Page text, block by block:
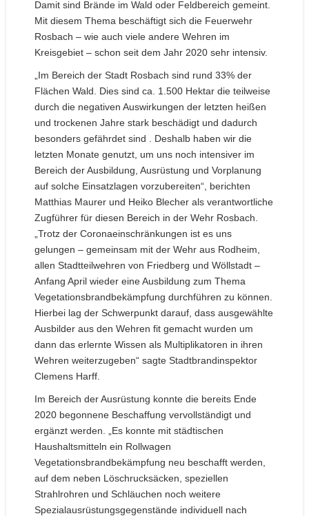
Damit sind Brände im Wald oder Feldbereich gemeint.
Mit diesem Thema beschäftigt sich die Feuerwehr
Rosbach – wie auch viele andere Wehren im
Kreisgebiet – schon seit dem Jahr 2020 sehr intensiv.
„Im Bereich der Stadt Rosbach sind rund 33% der
Flächen Wald. Dies sind ca. 1.500 Hektar die teilweise
durch die negativen Auswirkungen der letzten heißen
und trockenen Jahre stark beschädigt und dadurch
besonders gefährdet sind . Deshalb haben wir die
letzten Monate genutzt, um uns noch intensiver im
Bereich der Ausbildung, Ausrüstung und Vorplanung
auf solche Einsatzlagen vorzubereiten“, berichten
Matthias Maurer und Heiko Blecher als verantwortliche
Zugführer für diesen Bereich in der Wehr Rosbach.
„Trotz der Coronaeinschränkungen ist es uns
gelungen – gemeinsam mit der Wehr aus Rodheim,
allen Stadtteilwehren von Friedberg und Wöllstadt –
Anfang April wieder eine Ausbildung zum Thema
Vegetationsbrandbekämpfung durchführen zu können.
Hierbei lag der Schwerpunkt darauf, dass ausgewählte
Ausbilder aus den Wehren fit gemacht wurden um
dann das erlernte Wissen als Multiplikatoren in ihren
Wehren weiterzugeben“ sagte Stadtbrandinspektor
Clemens Harff.
Im Bereich der Ausrüstung konnte die bereits Ende
2020 begonnene Beschaffung vervollständigt und
ergänzt werden. „Es konnte mit städtischen
Haushaltsmitteln ein Rollwagen
Vegetationsbrandbekämpfung neu beschafft werden,
auf dem neben Löschrucksäcken, speziellen
Strahlrohren und Schläuchen noch weitere
Spezialausrüstungsgegenstände individuell nach